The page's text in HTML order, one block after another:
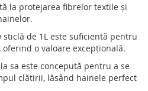
la protejarea fibrelor textile și
sticlă de 1L este suficientă pentru
, oferind o valoare excepțională.
sa este concepută pentru a se
clătirii, lăsând hainele perfect